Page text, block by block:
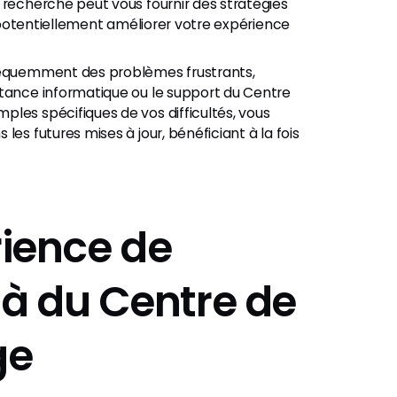
peut vous fournir des stratégies
améliorer votre expérience
des problèmes frustrants,
informatique ou le support du Centre
spécifiques de vos difficultés, vous
futures mises à jour, bénéficiant à la fois
de
du Centre de